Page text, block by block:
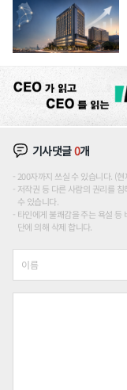
기사댓글0개
200자까지 쓰실 수 있습니다. (
저작권 등 다른 사람의 권리를
수 있습니다.
타인에게 불쾌감을 주는 욕설 등
단에 의해 삭제 합니다.